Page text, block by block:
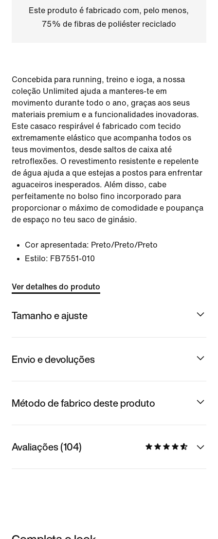
Este produto é fabricado com, pelo menos,
75% de fibras de poliéster reciclado
Concebida para running, treino e ioga, a nossa
coleção Unlimited ajuda a manteres-te em
movimento durante todo o ano, graças aos seus
materiais premium e a funcionalidades inovadoras.
Este casaco respirável é fabricado com tecido
extremamente elástico que acompanha todos os
teus movimentos, desde saltos de caixa até
retroflexões. O revestimento resistente e repelente
de água ajuda a que estejas a postos para enfrentar
aguaceiros inesperados. Além disso, cabe
perfeitamente no bolso fino incorporado para
proporcionar o máximo de comodidade e poupança
de espaço no teu saco de ginásio.
Cor apresentada: Preto/Preto/Preto
Estilo: FB7551-010
Ver detalhes do produto
Tamanho e ajuste
Envio e devoluções
Método de fabrico deste produto
Avaliações (104)